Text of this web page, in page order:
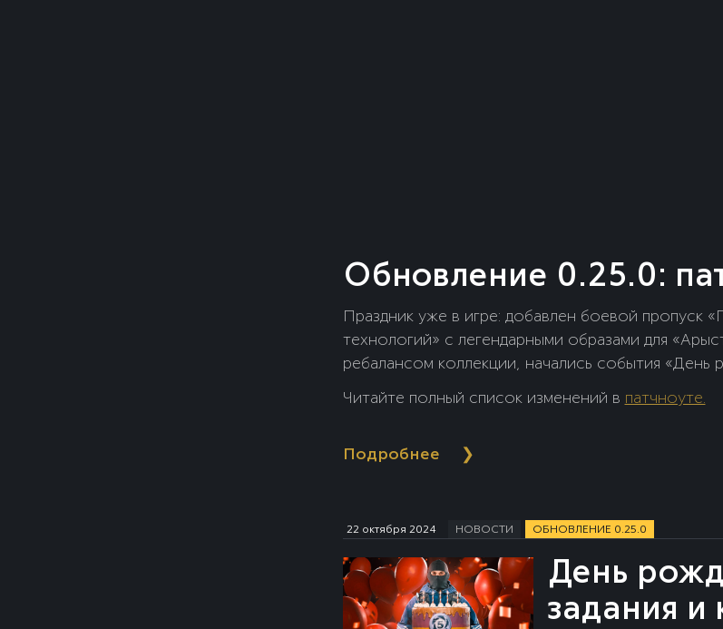
Обновление 0.25.0:
Праздник уже в игре: добавлен боевой пропуск
технологий» с легендарными образами для
ребалансом коллекции, начались события «День
вернулись режимы «Фронт» и «Натиск: Легенда»
Читайте полный список изменений в патчноуте.
Подробнее ❯
22 октября 2024 НОВОСТИ ОБНОВЛЕНИЕ 0.25.0
День
задания и